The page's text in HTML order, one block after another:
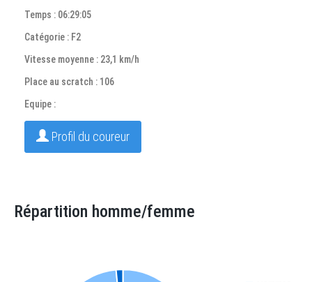
Temps : 06:29:05
Catégorie : F2
Vitesse moyenne : 23,1 km/h
Place au scratch : 106
Equipe :
Profil du coureur
Répartition homme/femme